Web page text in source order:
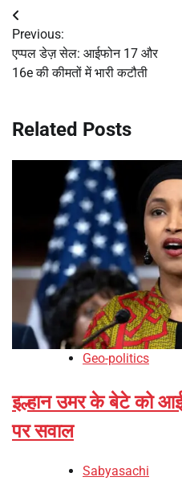
Post
navigation
Previous:
एप्पल डेज़ सेल: आईफोन 17 और
16e की कीमतों में भारी कटौती
Related Posts
Geo-politics
इल्हान उमर के बेटे को
पर सवाल
Sabyasachi